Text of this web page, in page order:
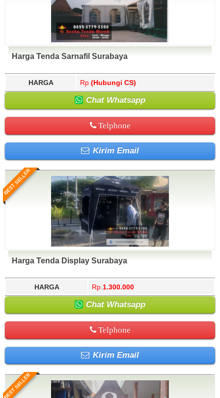
Harga Tenda Sarnafil Surabaya
HARGA Rp. (Hubungi CS)
Chat Whatsapp
Telphone
Kirim Email
BEST SELLER
Harga Tenda Display Surabaya
HARGA Rp. 1.300.000
Chat Whatsapp
Telphone
Kirim Email
BEST SELLER